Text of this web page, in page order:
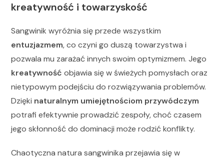
kreatywność i towarzyskość
Sangwinik wyróżnia się przede wszystkim
entuzjazmem, co czyni go duszą towarzystwa i
pozwala mu zarażać innych swoim optymizmem. Jego
kreatywność objawia się w świeżych pomysłach oraz
nietypowym podejściu do rozwiązywania problemów.
Dzięki naturalnym umiejętnościom przywódczym
potrafi efektywnie prowadzić zespoły, choć czasem
jego skłonność do dominacji może rodzić konflikty.
Chaotyczna natura sangwinika przejawia się w